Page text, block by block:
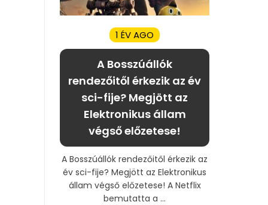
1 ÉV AGO
A Bosszúállók
rendezőitől érkezik az év
sci-fije? Megjött az
Elektronikus állam
végső előzetese!
A Bosszúállók rendezőitől érkezik az
év sci-fije? Megjött az Elektronikus
állam végső előzetese! A Netflix
bemutatta a ...